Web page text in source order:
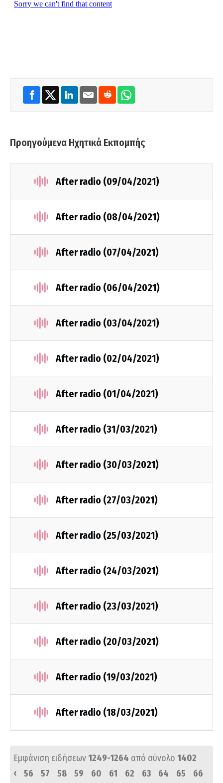
Προηγούμενα Ηχητικά Εκπομπής
After radio (09/04/2021)
After radio (08/04/2021)
After radio (07/04/2021)
After radio (06/04/2021)
After radio (03/04/2021)
After radio (02/04/2021)
After radio (01/04/2021)
After radio (31/03/2021)
After radio (30/03/2021)
After radio (27/03/2021)
After radio (25/03/2021)
After radio (24/03/2021)
After radio (23/03/2021)
After radio (20/03/2021)
After radio (19/03/2021)
After radio (18/03/2021)
Εμφάνιση ειδήσεων1249-1264 από σύνολο 1402
‹
56 57 58 59 60 61 62 63 64 65
66